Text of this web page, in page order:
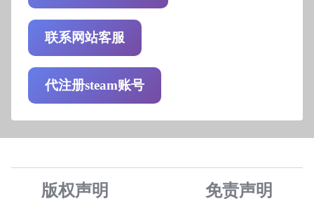
联系网站客服
代注册steam账号
版权声明 免责声明